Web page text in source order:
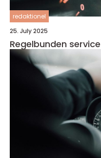
redaktionel
25. July 2025
Regelbunden